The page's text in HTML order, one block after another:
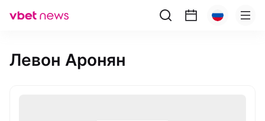
Левон Аронян